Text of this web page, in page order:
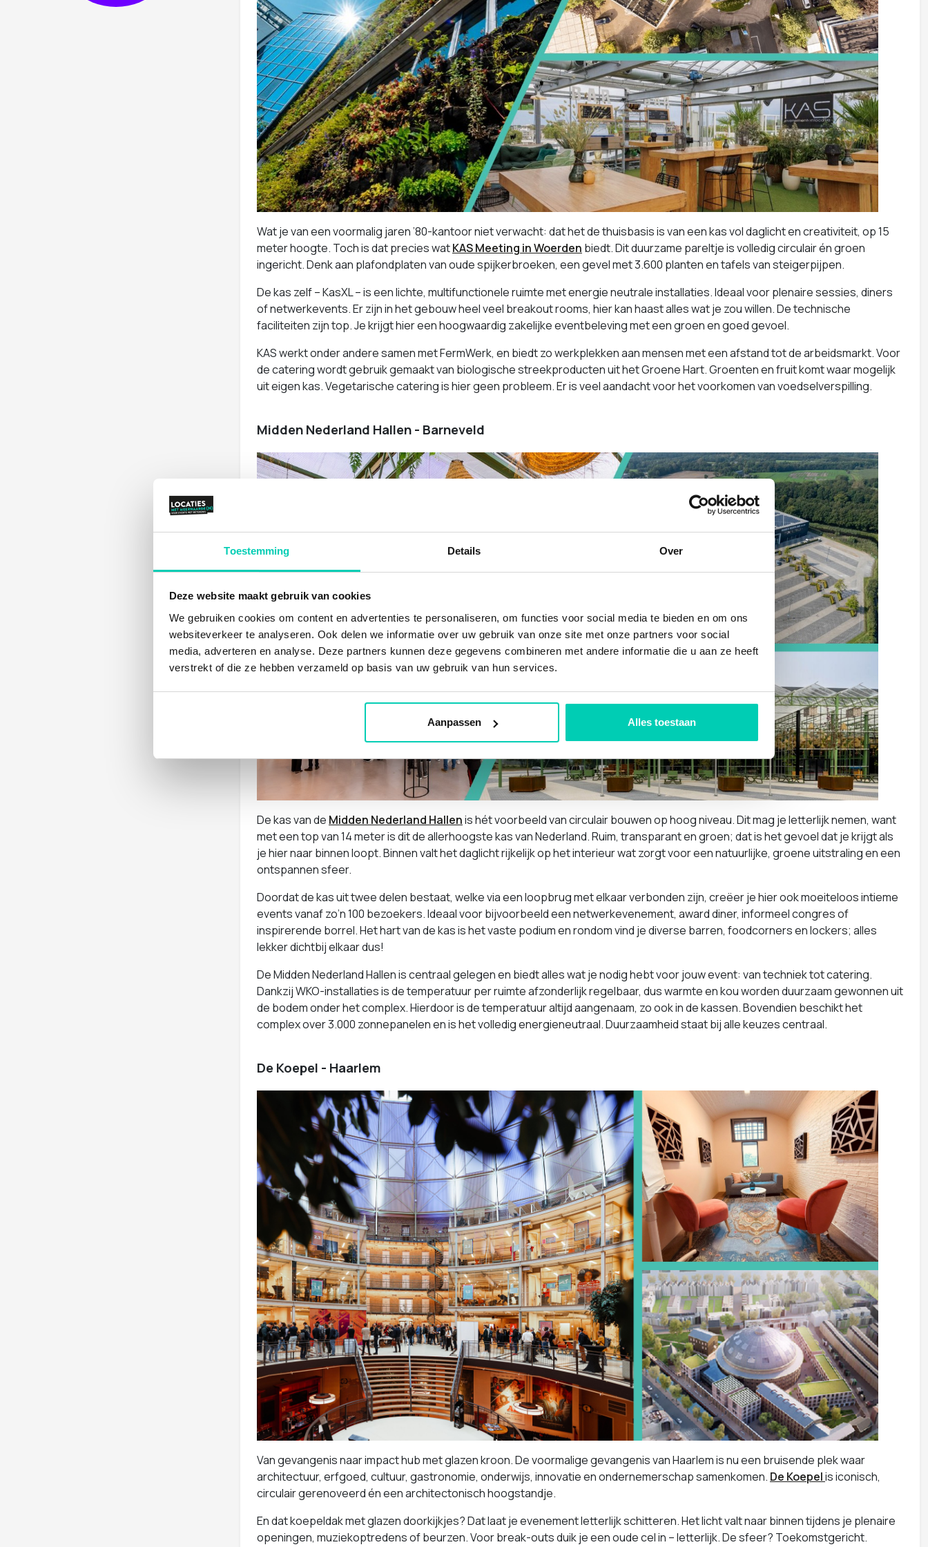
Toestemming Details Over
Deze website maakt gebruik van cookies
We gebruiken cookies om content en advertenties te personaliseren, om functies voor social media te bieden en om ons
websiteverkeer te analyseren. Ook delen we informatie over uw gebruik van onze site met onze partners voor social
media, adverteren en analyse. Deze partners kunnen deze gegevens combineren met andere informatie die u aan ze heeft
verstrekt of die ze hebben verzameld op basis van uw gebruik van hun services.
Aanpassen Alles toestaan
Wat je van een voormalig jaren ’80-kantoor niet verwacht: dat het de thuisbasis is van een kas vol daglicht en creativiteit, op 15
meter hoogte. Toch is dat precies watKAS Meeting in Woerden biedt. Dit duurzame pareltje is volledig circulair én groen
ingericht. Denk aan plafondplaten van oude spijkerbroeken, een gevel met 3.600 planten en tafels van steigerpijpen.
De kas zelf – KasXL – is een lichte, multifunctionele ruimte met energie neutrale installaties. Ideaal voor plenaire sessies, diners
of netwerkevents. Er zijn in het gebouw heel veel breakout rooms, hier kan haast alles wat je zou willen. De technische
faciliteiten zijn top. Je krijgt hier een hoogwaardig zakelijke eventbeleving met een groen en goed gevoel.
KAS werkt onder andere samen met FermWerk, en biedt zo werkplekken aan mensen met een afstand tot de arbeidsmarkt. Voor
de catering wordt gebruik gemaakt van biologische streekproducten uit het Groene Hart. Groenten en fruit komt waar mogelijk
uit eigen kas. Vegetarische catering is hier geen probleem. Er is veel aandacht voor het voorkomen van voedselverspilling.
Midden Nederland Hallen - Barneveld
De kas van de Midden Nederland Hallenis hét voorbeeld van circulair bouwen op hoog niveau. Dit mag je letterlijk nemen, want
met een top van 14 meter is dit de allerhoogste kas van Nederland. Ruim, transparant en groen; dat is het gevoel dat je krijgt als
je hier naar binnen loopt. Binnen valt het daglicht rijkelijk op het interieur wat zorgt voor een natuurlijke, groene uitstraling en een
ontspannen sfeer.
Doordat de kas uit twee delen bestaat, welke via een loopbrug met elkaar verbonden zijn, creëer je hier ook moeiteloos intieme
events vanaf zo’n 100 bezoekers. Ideaal voor bijvoorbeeld een netwerkevenement, award diner, informeel congres of
inspirerende borrel. Het hart van de kas is het vaste podium en rondom vind je diverse barren, foodcorners en lockers; alles
lekker dichtbij elkaar dus!
De Midden Nederland Hallen is centraal gelegen en biedt alles wat je nodig hebt voor jouw event: van techniek tot catering.
Dankzij WKO-installaties is de temperatuur per ruimte afzonderlijk regelbaar, dus warmte en kou worden duurzaam gewonnen uit
de bodem onder het complex. Hierdoor is de temperatuur altijd aangenaam, zo ook in de kassen. Bovendien beschikt het
complex over 3.000 zonnepanelen en is het volledig energieneutraal. Duurzaamheid staat bij alle keuzes centraal.
De Koepel - Haarlem
Van gevangenis naar impact hub met glazen kroon. De voormalige gevangenis van Haarlem is nu een bruisende plek waar
architectuur, erfgoed, cultuur, gastronomie, onderwijs, innovatie en ondernemerschap samenkomen. De Koepelis iconisch,
circulair gerenoveerd én een architectonisch hoogstandje.
En dat koepeldak met glazen doorkijkjes? Dat laat je evenement letterlijk schitteren. Het licht valt naar binnen tijdens je plenaire
openingen, muziekoptredens of beurzen. Voor break-outs duik je een oude cel in – letterlijk. De sfeer? Toekomstgericht.